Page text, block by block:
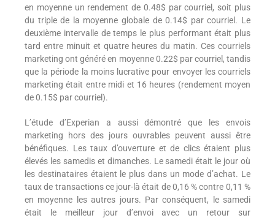
en moyenne un rendement de 0.48$ par courriel, soit plus
du triple de la moyenne globale de 0.14$ par courriel. Le
deuxième intervalle de temps le plus performant était plus
tard entre minuit et quatre heures du matin. Ces courriels
marketing ont généré en moyenne 0.22$ par courriel, tandis
que la période la moins lucrative pour envoyer les courriels
marketing était entre midi et 16 heures (rendement moyen
de 0.15$ par courriel).
L’étude d’Experian a aussi démontré que les envois
marketing hors des jours ouvrables peuvent aussi être
bénéfiques. Les taux d’ouverture et de clics étaient plus
élevés les samedis et dimanches. Le samedi était le jour où
les destinataires étaient le plus dans un mode d’achat. Le
taux de transactions ce jour-là était de 0,16 % contre 0,11 %
en moyenne les autres jours. Par conséquent, le samedi
était le meilleur jour d’envoi avec un retour sur